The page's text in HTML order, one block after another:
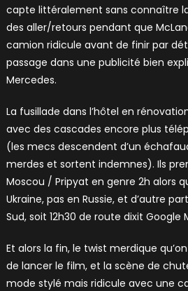
capte littéralement sans connaître
des aller/retours pendant que
camion ridicule avant de finir par
passage dans une publicité bien
Mercedes.
La fusillade dans l’hôtel en
avec des cascades encore plus
(les mecs descendent d’un
merdes et sortent indemnes). Ils
Moscou / Pripyat en genre 2h alors
Ukraine, pas en Russie, et d’autre
Sud, soit 12h30 de route dixit Google
Et alors la fin, le twist merdique
de lancer le film, et la scène de
mode stylé mais ridicule avec une